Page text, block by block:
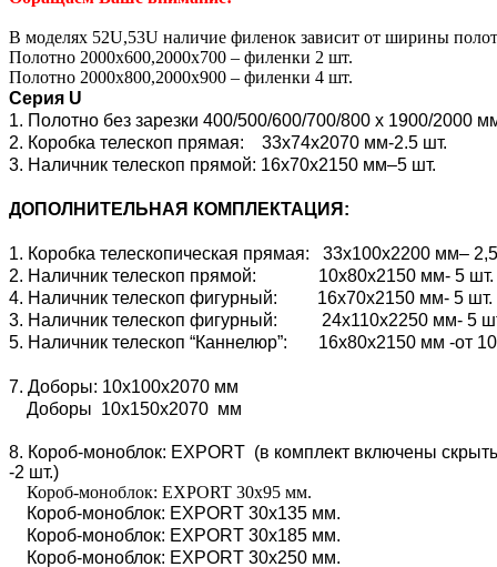
В моделях 52U,53U наличие филенок зависит от ширины
Полотно 2000х600,2000х700 – филенки 2 шт.
Полотно 2000х800,2000х900 – филенки 4 шт.
Серия U
1. Полотно без зарезки 400/500/600/700/800 x 1900/2000
2. Коробка телескоп прямая: 33х74х2070 мм-2.5 шт.
3. Наличник телескоп прямой: 16х70х2150 мм–5 шт.
ДОПОЛНИТЕЛЬНАЯ КОМПЛЕКТАЦИЯ:
1. Коробка телескопическая прямая: 33х100х2200 мм–
2. Наличник телескоп прямой: 10х80х2150 мм- 5 шт.
4. Наличник телескоп фигурный: 16х70х2150 мм- 5 шт.
3. Наличник телескоп фигурный: 24х110х2250 мм- 5
5. Наличник телескоп “Каннелюр”: 16х80х2150 мм -от
7. Доборы: 10х100х2070 мм
Доборы 10х150х2070 мм
8. Короб-моноблок: EXPORT (в комплект включены
-2 шт.)
Короб-моноблок: EXPORT 30х95 мм.
Короб-моноблок: EXPORT 30х135 мм.
Короб-моноблок: EXPORT 30х185 мм.
Короб-моноблок: EXPORT 30х250 мм.